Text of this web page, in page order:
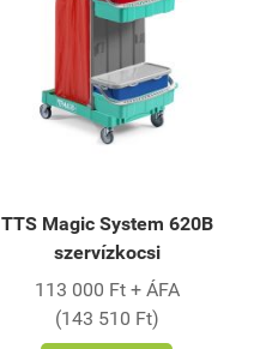
TTS Magic System 620B
szervízkocsi
113 000 Ft + ÁFA
(143 510 Ft)